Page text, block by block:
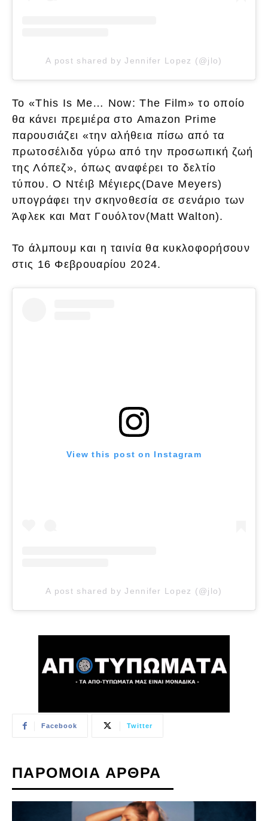
A post shared by Jennifer Lopez (@jlo)
Το «This Is Me… Now: The Film» το οποίο
θα κάνει πρεμιέρα στο Amazon Prime
παρουσιάζει «την αλήθεια πίσω από τα
πρωτοσέλιδα γύρω από την προσωπική ζωή
της Λόπεζ», όπως αναφέρει το δελτίο
τύπου. Ο Ντέιβ Μέγιερς(Dave Meyers)
υπογράφει την σκηνοθεσία σε σενάριο των
Άφλεκ και Ματ Γουόλτον(Matt Walton).
Το άλμπουμ και η ταινία θα κυκλοφορήσουν
στις 16 Φεβρουαρίου 2024.
View this post on Instagram
A post shared by Jennifer Lopez (@jlo)
Facebook Twitter
ΠΑΡΟΜΟΙΑ ΑΡΘΡΑ